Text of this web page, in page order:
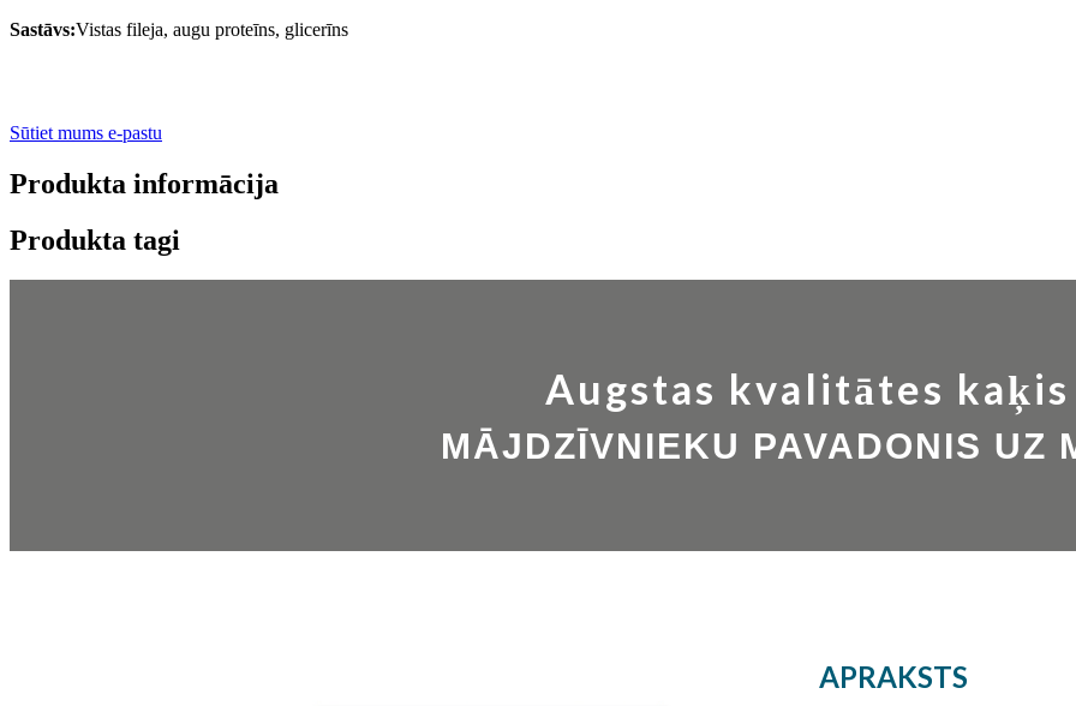
Sastāvs:Vistas fileja, augu proteīns, glicerīns
Sūtiet mums e-pastu
Produkta informācija
Produkta tagi
Augstas kvalitātes kaķis
MĀJDZĪVNIEKU PAVADONIS UZ
APRAKSTS